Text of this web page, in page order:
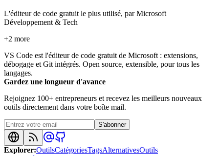
L'éditeur de code gratuit le plus utilisé, par Microsoft
Développement & Tech
+2 more
VS Code est l'éditeur de code gratuit de Microsoft : extensions,
débogage et Git intégrés. Open source, extensible, pour tous les
langages.
Gardez une longueur d'avance
Rejoignez 100+ entrepreneurs et recevez les meilleurs nouveaux
outils directement dans votre boîte mail.
S'abonner
Explorer:OutilsCatégoriesTagsAlternativesOutils